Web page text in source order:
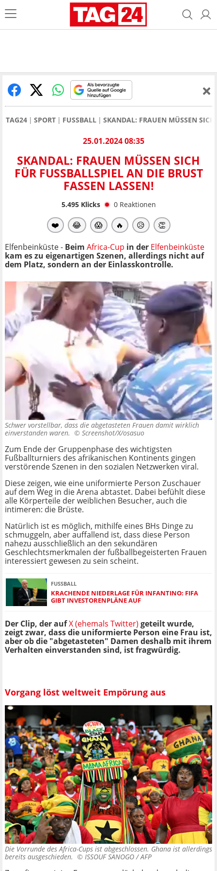
TAG24 SPORT FUSSBALL SKANDAL: FRAUEN MÜSSEN
25.01.2024 08:35
SKANDAL: FRAUEN MÜSSEN SICH
FÜR FUSSBALLSPIEL AN DIE BRUST F
ASSEN LASSEN!
5.495Klicks 0 Reaktionen
❤️ 😂 😱 🔥 😥 👏
Elfenbeinküste - Beim Africa-Cup in der Elfenbeinküste
kam es zu eigenartigen Szenen, allerdings nicht auf
dem Platz, sondern an der Einlasskontrolle.
Schwer vorstellbar, dass die abgetasteten Frauen damit wirklich
einverstanden waren. © Screenshot/X/osasuo
Zum Ende der Gruppenphase des wichtigsten
Fußballturniers des afrikanischen Kontinents gingen
verstörende Szenen in den sozialen Netzwerken viral.
Diese zeigen, wie eine uniformierte Person Zuschauer
auf dem Weg in die Arena abtastet. Dabei befühlt diese
alle Körperteile der weiblichen Besucher, auch die
intimeren: die Brüste.
Natürlich ist es möglich, mithilfe eines BHs Dinge zu
schmuggeln, aber auffallend ist, dass diese Person
nahezu ausschließlich an den sekundären
Geschlechtsmerkmalen der fußballbegeisterten Frauen
interessiert gewesen zu sein scheint.
FUSSBALL
KRACHENDE NIEDERLAGE FÜR INFANTINO: FIFA
GIBT INVESTORENPLÄNE AUF
Der Clip, der aufX (ehemals Twitter) geteilt wurde,
zeigt zwar, dass die uniformierte Person eine Frau ist,
aber ob die "abgetasteten" Damen deshalb mit ihrem
Verhalten einverstanden sind, ist fragwürdig.
Vorgang löst weltweit Empörung aus
Die Vorrunde des Africa-Cups ist abgeschlossen. Ghana ist allerdings
bereits ausgeschieden. © ISSOUF SANOGO / AFP